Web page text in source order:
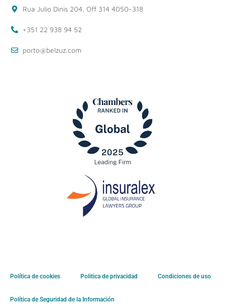
Rua Julio Dinis 204, Off 314 4050-318
+351 22 938 94 52
porto@belzuz.com
Política de cookies Politica de privacidad Condiciones de uso
Política de Seguridad de la Información